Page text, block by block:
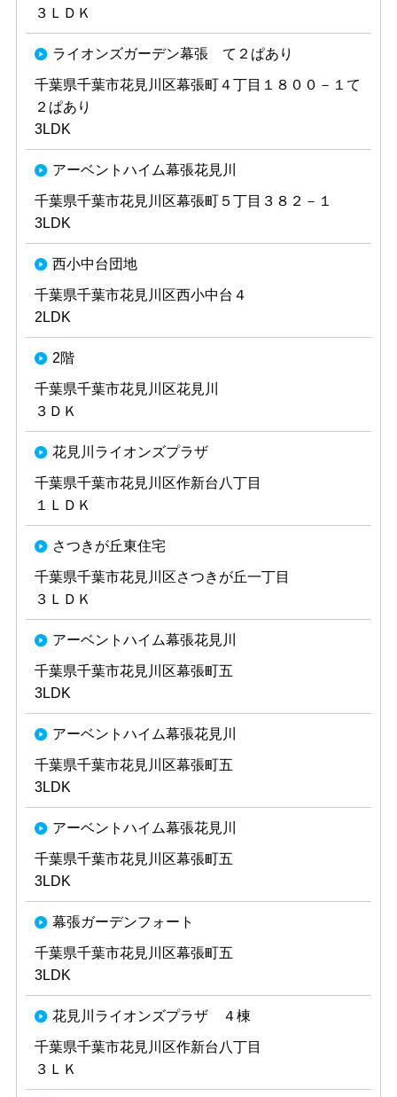
３ＬＤＫ
ライオンズガーデン幕張 て２ぱあり
千葉県千葉市花見川区幕張町４丁目１８００－１て
２ぱあり
3LDK
アーベントハイム幕張花見川
千葉県千葉市花見川区幕張町５丁目３８２－１
3LDK
西小中台団地
千葉県千葉市花見川区西小中台４
2LDK
2階
千葉県千葉市花見川区花見川
３ＤＫ
花見川ライオンズプラザ
千葉県千葉市花見川区作新台八丁目
１ＬＤＫ
さつきが丘東住宅
千葉県千葉市花見川区さつきが丘一丁目
３ＬＤＫ
アーベントハイム幕張花見川
千葉県千葉市花見川区幕張町五
3LDK
アーベントハイム幕張花見川
千葉県千葉市花見川区幕張町五
3LDK
アーベントハイム幕張花見川
千葉県千葉市花見川区幕張町五
3LDK
幕張ガーデンフォート
千葉県千葉市花見川区幕張町五
3LDK
花見川ライオンズプラザ ４棟
千葉県千葉市花見川区作新台八丁目
３ＬＫ